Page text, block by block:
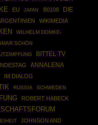
EU JAPAN B0108
DIE
WIKIMEDIA
WILHELM DOMKE-
SCHÖN
BITTEL TV
ANNALENA
IM DIALOG
RUSSIA SCHWEDEN
ROBERT HABECK
JOHNSON AND